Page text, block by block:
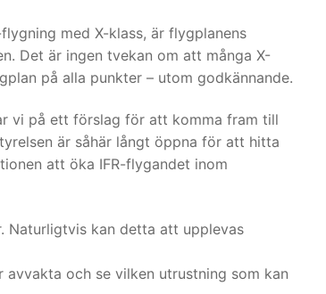
med X-klass, är flygplanens
Det är ingen tvekan om att många X-
på alla punkter – utom godkännande.
vi på ett förslag för att komma fram till
är såhär långt öppna för att hitta
att öka IFR-flygandet inom
Naturligtvis kan detta att upplevas
och se vilken utrustning som kan